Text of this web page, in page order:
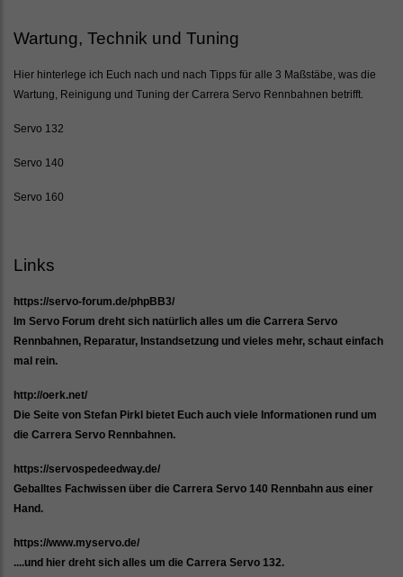
Wartung, Technik und Tuning
Hier hinterlege ich Euch nach und nach Tipps für alle 3 Maßstäbe, was die
Wartung, Reinigung und Tuning der Carrera Servo Rennbahnen betrifft.
Servo 132
Servo 140
Servo 160
Links
https://servo-forum.de/phpBB3/
Im Servo Forum dreht sich natürlich alles um die Carrera Servo
Rennbahnen, Reparatur, Instandsetzung und vieles mehr, schaut einfach
mal rein.
http://oerk.net/
Die Seite von Stefan Pirkl bietet Euch auch viele Informationen rund um
die Carrera Servo Rennbahnen.
https://servospedeedway.de/
Geballtes Fachwissen über die Carrera Servo 140 Rennbahn aus einer
Hand.
https://www.myservo.de/
....und hier dreht sich alles um die Carrera Servo 132.